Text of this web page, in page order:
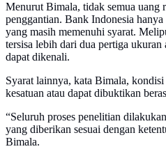
Menurut Bimala, tidak semua uang
penggantian. Bank Indonesia
yang masih memenuhi syarat.
tersisa lebih dari dua pertiga
dapat dikenali.
Syarat lainnya, kata Bimala,
kesatuan atau dapat dibuktikan
“Seluruh proses penelitian
yang diberikan sesuai dengan
Bimala.